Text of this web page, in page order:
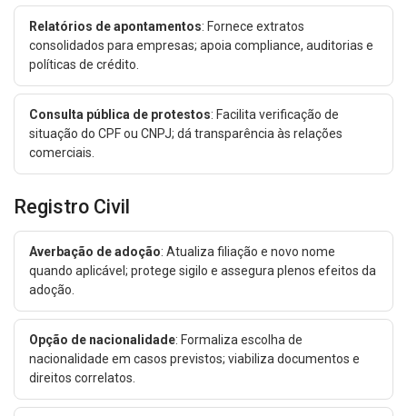
Relatórios de apontamentos: Fornece extratos
consolidados para empresas; apoia compliance, auditorias e
políticas de crédito.
Consulta pública de protestos: Facilita verificação de
situação do CPF ou CNPJ; dá transparência às relações
comerciais.
Registro Civil
Averbação de adoção: Atualiza filiação e novo nome
quando aplicável; protege sigilo e assegura plenos efeitos da
adoção.
Opção de nacionalidade: Formaliza escolha de
nacionalidade em casos previstos; viabiliza documentos e
direitos correlatos.